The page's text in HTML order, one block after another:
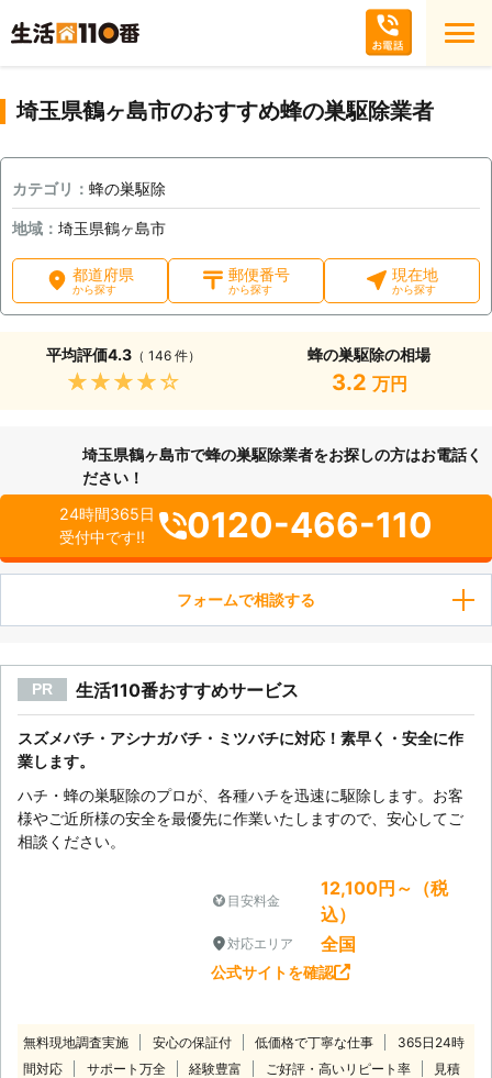
埼玉県鶴ヶ島市のおすすめ蜂の巣駆除業者
カテゴリ： 蜂の巣駆除
地域： 埼玉県鶴ヶ島市
都道府県
から探す
郵便番号
から探す
現在地
から探す
平均評価4.3（ 146 件）
★★★★★
蜂の巣駆除の相場
3.2 万円
埼玉県鶴ヶ島市で蜂の巣駆除業者をお探しの方はお電話く
ださい！
24時間365日
受付中です!!
0120-466-110
フォームで相談する
PR 生活110番おすすめサービス
スズメバチ・アシナガバチ・ミツバチに対応！素早く・安全に作
業します。
ハチ・蜂の巣駆除のプロが、各種ハチを迅速に駆除します。お客
様やご近所様の安全を最優先に作業いたしますので、安心してご
相談ください。
目安料金
12,100円～（税
込）
対応エリア 全国
公式サイトを確認
無料現地調査実施 安心の保証付 低価格で丁寧な仕事
365日24時
間対応
サポート万全 経験豊富 ご好評・高いリピート率
見積